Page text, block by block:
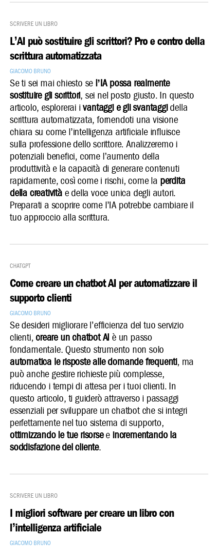
Scrivere un Libro
L’AI può sostituire gli scrittori? Pro e contro della
scrittura automatizzata
Giacomo Bruno
Se ti sei mai chiesto se l’IA possa realmente
sostituire gli scrittori, sei nel posto giusto. In questo
articolo, esplorerai ivantaggi e gli svantaggidella
scrittura automatizzata, fornendoti una visione
chiara su come l’intelligenza artificiale influisce
sulla professione dello scrittore. Analizzeremo i
potenziali benefici, come l’aumento della
produttività e la capacità di generare contenuti
rapidamente, così come i rischi, come la perdita
della creativitàe della voce unica degli autori.
Preparati a scoprire come l’IA potrebbe cambiare il
tuo approccio alla scrittura.
ChatGPT
Come creare un chatbot AI per automatizzare il
supporto clienti
Giacomo Bruno
Se desideri migliorare l’efficienza del tuo servizio
clienti,creare un chatbot AI è un passo
fondamentale. Questo strumento non solo
automatica le risposte alle domande frequenti, ma
può anche gestire richieste più complesse,
riducendo i tempi di attesa per i tuoi clienti. In
questo articolo, ti guiderò attraverso i passaggi
essenziali per sviluppare un chatbot che si integri
perfettamente nel tuo sistema di supporto,
ottimizzando le tue risorsee incrementando la
soddisfazione del cliente.
Scrivere un Libro
I migliori software per creare un libro con
l’intelligenza artificiale
Giacomo Bruno